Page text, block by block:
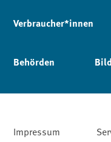
Verbraucher*innen
Behörden
Impressum